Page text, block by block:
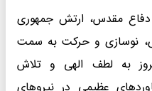
دفاع مقدس، ارتش جمهوری
نوسازی و حرکت به سمت
به لطف الهی و تلاش